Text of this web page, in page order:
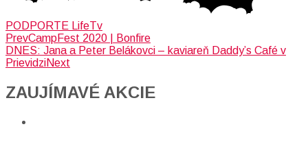
PODPORTE LifeTv
PrevCampFest 2020 | Bonfire
DNES: Jana a Peter Belákovci – kaviareň Daddy’s Café v
PrievidziNext
ZAUJÍMAVÉ AKCIE​